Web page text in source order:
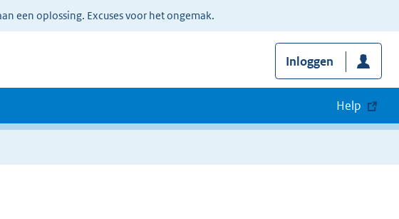
een oplossing. Excuses voor het ongemak.
Inloggen
Help